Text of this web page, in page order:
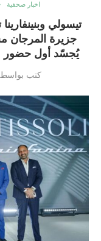
اخبار صحفية
تيسولي
يُجسّد أول حضور
كتب